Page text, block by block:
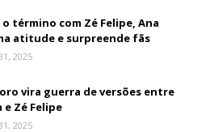
término com Zé Felipe, Ana
atitude e surpreende fãs
2025
vira guerra de versões entre
e Zé Felipe
2025